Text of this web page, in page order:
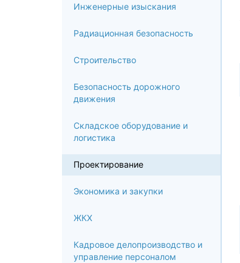
Инженерные изыскания
Радиационная безопасность
Строительство
Безопасность дорожного
движения
Складское оборудование и
логистика
Проектирование
Экономика и закупки
ЖКХ
Кадровое делопроизводство и
управление персоналом